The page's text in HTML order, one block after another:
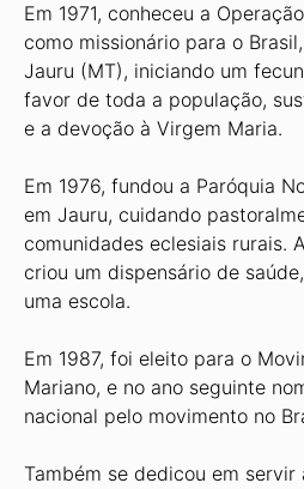
Em 1971, conheceu a
como missionário para o
Jauru (MT), iniciando um
favor de toda a população,
e a devoção à Virgem Maria.
Em 1976, fundou a Paróquia
em Jauru, cuidando
comunidades eclesiais rurais.
criou um dispensário de
uma escola.
Em 1987, foi eleito para o
Mariano, e no ano seguinte
nacional pelo movimento no
Também se dedicou em servir